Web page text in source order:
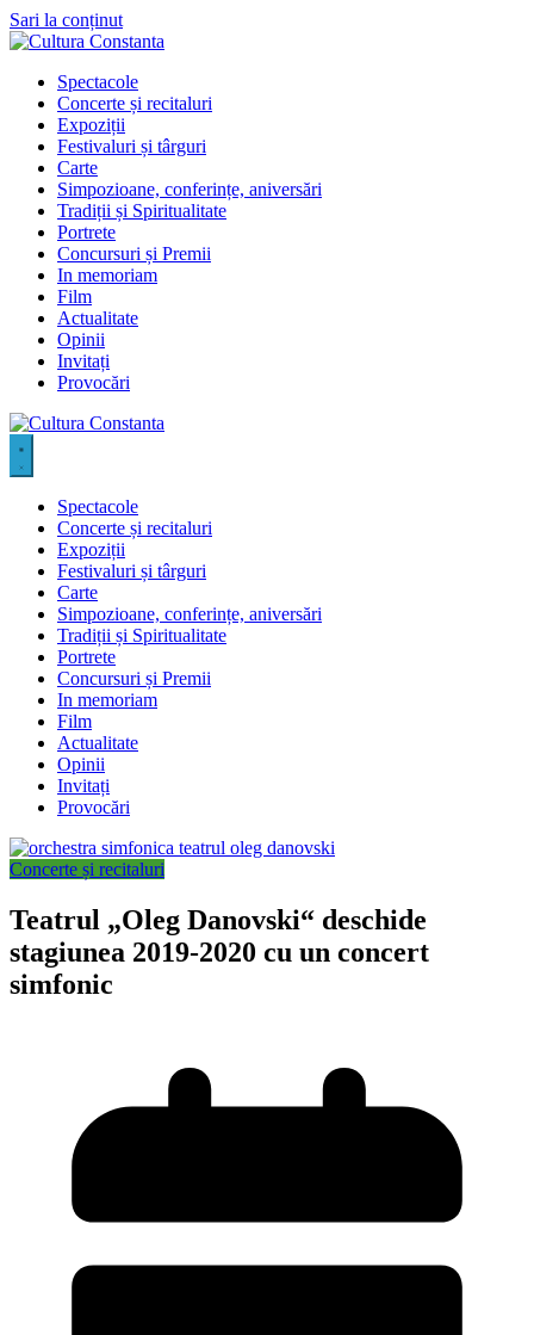
Sari la conținut
Spectacole
Concerte și recitaluri
Expoziții
Festivaluri și târguri
Carte
Simpozioane, conferințe, aniversări
Tradiții și Spiritualitate
Portrete
Concursuri și Premii
In memoriam
Film
Actualitate
Opinii
Invitați
Provocări
Spectacole
Concerte și recitaluri
Expoziții
Festivaluri și târguri
Carte
Simpozioane, conferințe, aniversări
Tradiții și Spiritualitate
Portrete
Concursuri și Premii
In memoriam
Film
Actualitate
Opinii
Invitați
Provocări
Concerte și recitaluri
Teatrul „Oleg Danovski“ deschide
stagiunea 2019-2020 cu un concert
simfonic